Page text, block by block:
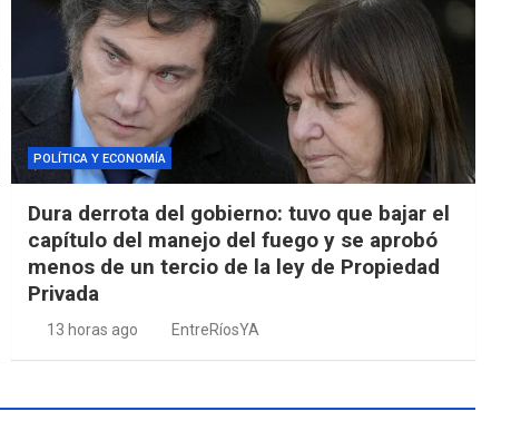
POLÍTICA Y ECONOMÍA
Dura derrota del gobierno: tuvo que bajar el
capítulo del manejo del fuego y se aprobó
menos de un tercio de la ley de Propiedad
Privada
13 horas ago EntreRíosYA